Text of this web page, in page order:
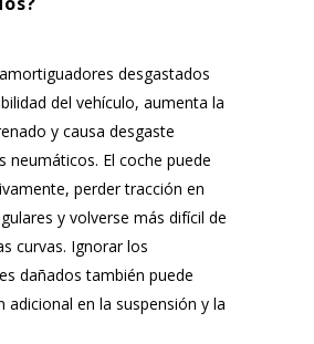
desgastados
del vehículo, aumenta la
y causa desgaste
neumáticos. El coche puede
perder tracción en
y volverse más difícil de
curvas. Ignorar los
dañados también puede
adicional en la suspensión y la